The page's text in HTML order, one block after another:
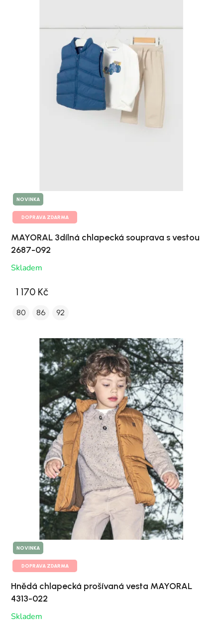
NOVINKA
DOPRAVA ZDARMA
MAYORAL 3dílná chlapecká souprava s vestou
2687-092
Skladem
1 170 Kč
80 86 92
NOVINKA
DOPRAVA ZDARMA
Hnědá chlapecká prošívaná vesta MAYORAL
4313-022
Skladem